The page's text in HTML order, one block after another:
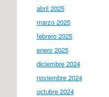
abril 2025
marzo 2025
febrero 2025
enero 2025
diciembre 2024
noviembre 2024
octubre 2024